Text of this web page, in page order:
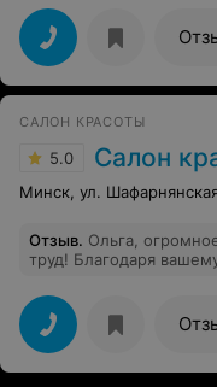
попасть на процедуру,
брал трубку по
Я потратила своё
деньги, чтобы
улице, пытаясь
неделю, чтобы
следующий, ни через
извинился, но даже не
сталкиваюсь с
Ужасно разочарована.
САЛОН КРАСОТЫ
5.0 Салон
Минск, ул.
Отзыв. Ольга,
труд! Благодаря
пилинги, уходовые
массаж) моя кожа
благодарность за
рекомендации по
как сохранить этот